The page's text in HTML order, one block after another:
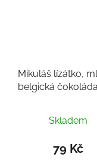
Mikuláš lízátko,
belgická
Skladem
79 Kč